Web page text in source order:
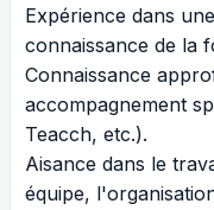
Expérience dans
connaissance de la
Connaissance
accompagnement
Teacch, etc.).
Aisance dans le
équipe,